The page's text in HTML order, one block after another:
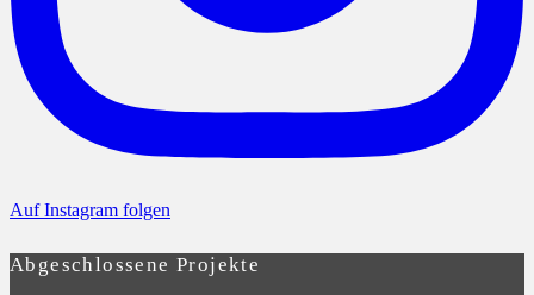
Auf Instagram folgen
Abgeschlossene Projekte